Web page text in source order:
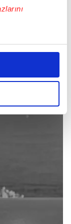
özel
yaparken
sunmak
adına
noktada,
tek gelir
vermedikleri
İnternet
çerezler